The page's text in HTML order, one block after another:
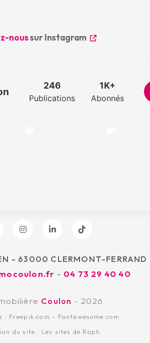
noussur Instagram
- 63000 CLERMONT-FERRAND
- 04 73 29 40 40
Coulon - 2026
: Freepik.com - Fontawesome.com
du site : Les sites de Raph.